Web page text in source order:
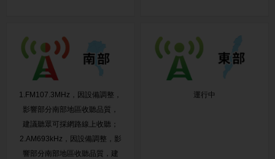
1.FM107.3MHz，因設備調整，
影響部分南部地區收聽品質，
建議聽眾可採網路線上收聽；
2.AM693kHz，因設備調整，影
響部分南部地區收聽品質，建
運行中